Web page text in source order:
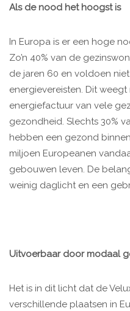
Als de nood het hoogst is
In Europa is er een hoge
Zo’n 40% van de
de jaren 60 en voldoen
energievereisten. Dit
energiefactuur van vele
gezondheid. Slechts 30%
hebben een gezond
miljoen Europeanen
gebouwen leven. De
weinig daglicht en een
Uitvoerbaar door modaal
Het is in dit licht dat de
verschillende plaatsen in